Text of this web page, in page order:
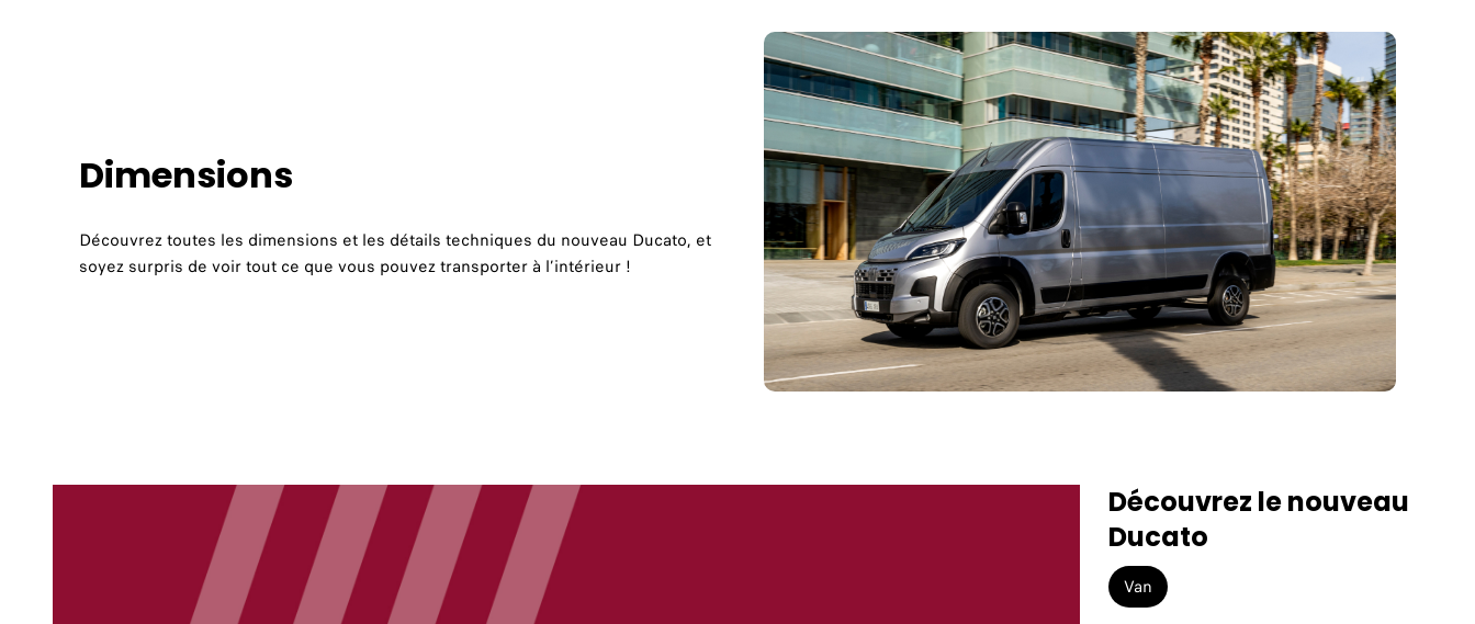
Dimensions
Découvrez toutes les dimensions et les détails techniques du nouveau Ducato, et
soyez surpris de voir tout ce que vous pouvez transporter à l’intérieur !
Découvrez le nouveau
Ducato
Van